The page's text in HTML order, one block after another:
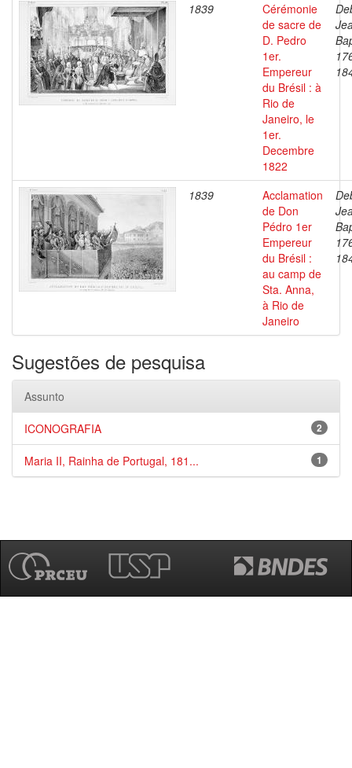
1839
Cérémonie
de sacre de
D. Pedro
1er.
Empereur
du Brésil : à
Rio de
Janeiro, le
1er.
Decembre
1822
1839
Acclamation
de Don
Pédro 1er
Empereur
du Brésil :
au camp de
Sta. Anna,
à Rio de
Janeiro
Sugestões de pesquisa
Assunto
2
ICONOGRAFIA
1
Maria II, Rainha de Portugal, 181...